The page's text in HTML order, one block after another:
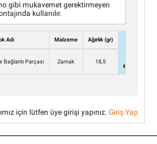
gibi mukavemet gerektirmeyen
kullanılır.
Adı Malzeme Ağırlık (gr)
Bağlantı Parçası Zamak 18,5
için lütfen üye girişi yapınız. Giriş Yap